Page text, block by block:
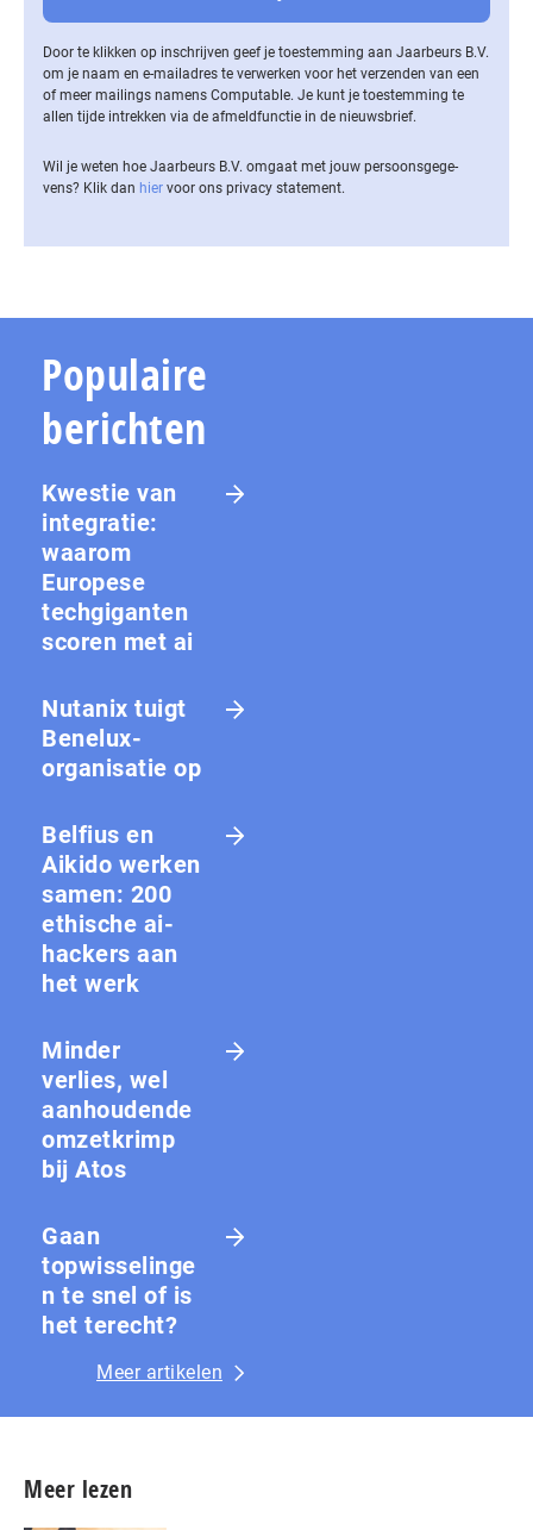
Door te klikken op inschrijven geef je toestemming aan Jaarbeurs B.V.
om je naam en e-mailadres te verwerken voor het verzenden van een
of meer mailings namens Computable. Je kunt je toestemming te
allen tijde intrekken via de af­meld­func­tie in de nieuwsbrief.
Wil je weten hoe Jaarbeurs B.V. omgaat met jouw per­soons­ge­ge­
vens? Klik dan hier voor ons privacy statement.
Populaire
berichten
Kwestie van
integratie:
waarom
Europese
techgiganten
scoren met ai
Nutanix tuigt
Benelux-
organisatie op
Belfius en
Aikido werken
samen: 200
ethische ai-
hackers aan
het werk
Minder
verlies, wel
aanhoudende
omzetkrimp
bij Atos
Gaan
topwisselinge
n te snel of is
het terecht?
Meer artikelen
Meer lezen